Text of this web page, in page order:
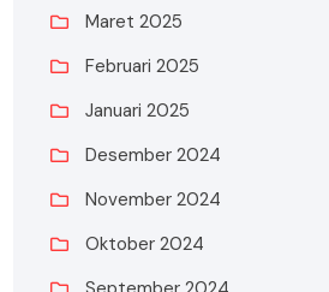
Maret 2025
Februari 2025
Januari 2025
Desember 2024
November 2024
Oktober 2024